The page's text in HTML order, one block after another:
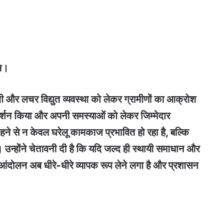
और लचर विद्युत व्यवस्था को लेकर ग्रामीणों का आक्रोश
किया और अपनी समस्याओं को लेकर जिम्मेदार
से न केवल घरेलू कामकाज प्रभावित हो रहा है, बल्कि
उन्होंने चेतावनी दी है कि यदि जल्द ही स्थायी समाधान और
आंदोलन अब धीरे-धीरे व्यापक रूप लेने लगा है और प्रशासन